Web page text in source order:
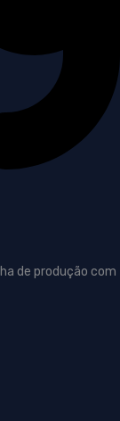
de produção com